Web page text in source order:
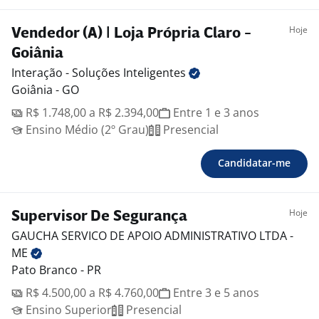
Vendedor (A) | Loja Própria Claro -
Goiânia
Hoje
Interação - Soluções Inteligentes
Goiânia - GO
R$ 1.748,00 a R$ 2.394,00
Entre 1 e 3 anos
Ensino Médio (2º Grau)
Presencial
Candidatar-me
Supervisor De Segurança Hoje
GAUCHA SERVICO DE APOIO ADMINISTRATIVO LTDA -
ME
Pato Branco - PR
R$ 4.500,00 a R$ 4.760,00
Entre 3 e 5 anos
Ensino Superior
Presencial